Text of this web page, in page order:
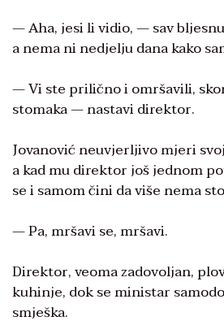
— Aha, jesi li vidio, — sav
a nema ni nedjelju dana kako
— Vi ste prilično i omršavili,
stomaka — nastavi direktor.
Jovanović neuvjerljivo mjeri
a kad mu direktor još jednom
se i samom čini da više nema
— Pa, mršavi se, mršavi.
Direktor, veoma zadovoljan,
kuhinje, dok se ministar
smješka.